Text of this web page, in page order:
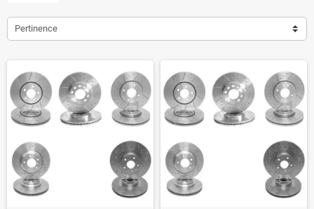
Dimensions d'origine respectées
Installation en lieu et place.
Homologué pour le contrôle technique
Pertinence